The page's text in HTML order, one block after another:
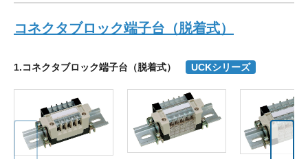
コネクタブロック端子台（脱着式）
1.コネクタブロック端子台（脱着式） UCKシリーズ